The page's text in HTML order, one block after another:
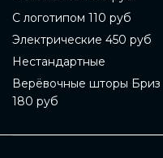
С логотипом 110 руб
Электрические 450 руб
Нестандартные
Верёвочные шторы Бриз
180 руб